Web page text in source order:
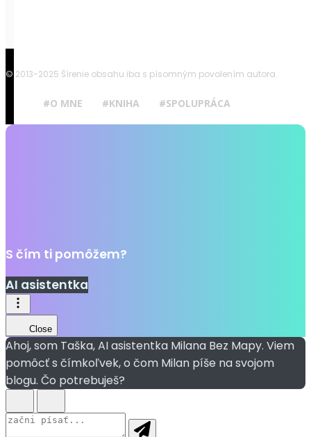
© 2013-2025 Šírenie obsahu iba s písomným povolením autora.
#O MNE #KNIHA #SPOLUPRÁCA
S čím ti pomôžem?
AI asistentka
Close
Ahoj, som Taška, AI asistentka Milana Bez Mapy. Viem
pomôcť s čímkoľvek, o čom Milan píše na svojom
blogu. Čo potrebuješ?